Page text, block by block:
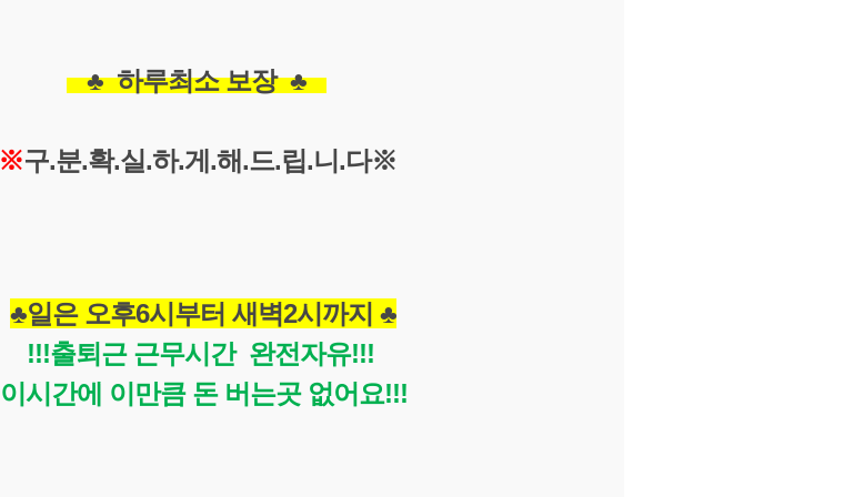
♣  하루최소 보장 ♣
※구.분.확.실.하.게.해.드.립.니.다※
♣일은 오후6시부터 새벽2시까지 ♣
!!!출퇴근 근무시간  완전자유!!!
이시간에 이만큼 돈 버는곳 없어요!!!